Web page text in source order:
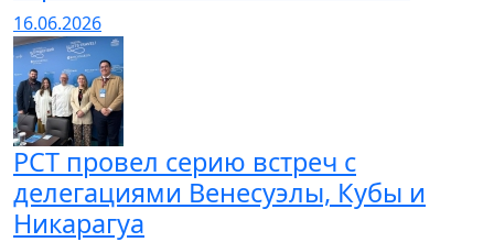
16.06.2026
РСТ провел серию встреч с
делегациями Венесуэлы, Кубы и
Никарагуа